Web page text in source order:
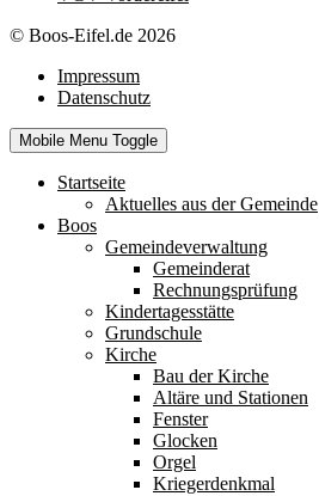
© Boos-Eifel.de 2026
Impressum
Datenschutz
Mobile Menu Toggle
Startseite
Aktuelles aus der Gemeinde
Boos
Gemeindeverwaltung
Gemeinderat
Rechnungsprüfung
Kindertagesstätte
Grundschule
Kirche
Bau der Kirche
Altäre und Stationen
Fenster
Glocken
Orgel
Kriegerdenkmal